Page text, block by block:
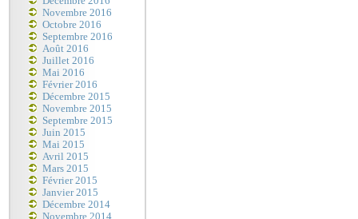
Novembre 2016
Octobre 2016
Septembre 2016
Août 2016
Juillet 2016
Mai 2016
Février 2016
Décembre 2015
Novembre 2015
Septembre 2015
Juin 2015
Mai 2015
Avril 2015
Mars 2015
Février 2015
Janvier 2015
Décembre 2014
Novembre 2014